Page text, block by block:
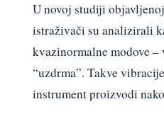
U novoj studiji
istraživači su analizirali
kvazinormalne modove
“uzdrma”. Takve
instrument proizvodi